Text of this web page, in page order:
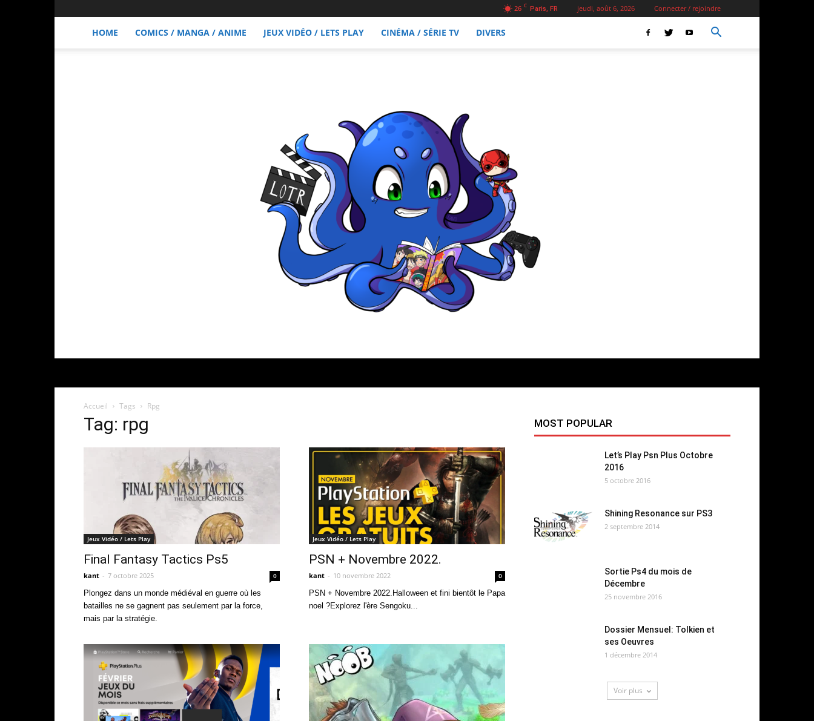
26 C Paris, FR jeudi, août 6, 2026 Connecter / rejoindre
HOME COMICS / MANGA / ANIME JEUX VIDÉO / LETS PLAY CINÉMA / SÉRIE TV DIVERS
Accueil Tags Rpg
Tag: rpg
Jeux Vidéo / Lets Play
Final Fantasy Tactics Ps5
kant - 7 octobre 2025 0
Plongez dans un monde médiéval en guerre où les
batailles ne se gagnent pas seulement par la force,
mais par la stratégie.
Jeux Vidéo / Lets Play
PSN + Novembre 2022.
kant - 10 novembre 2022 0
PSN + Novembre 2022.Halloween et fini bientôt le Papa
noel ?Explorez l'ère Sengoku...
MOST POPULAR
Let’s Play Psn Plus Octobre
2016
5 octobre 2016
Shining Resonance sur PS3
2 septembre 2014
Sortie Ps4 du mois de
Décembre
25 novembre 2016
Dossier Mensuel: Tolkien et
ses Oeuvres
1 décembre 2014
Voir plus